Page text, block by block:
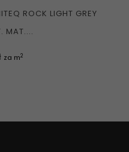
ROCK LIGHT GREY
MAT....
za m2